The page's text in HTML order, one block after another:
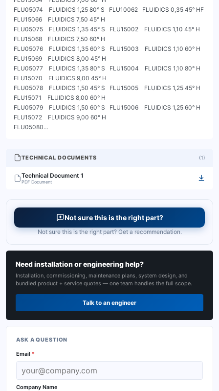
TECHNICAL DOCUMENTS (1)
Technical Document 1
PDF Document
Not sure this is the right part?
Not sure this is the right part? Get a recommendation.
Need installation or engineering help?
Installation, commissioning, maintenance plans, system design, and
bundled product + service quotes — one team handles the full scope.
Talk to an engineer
ASK A QUESTION
Email *
Company Name